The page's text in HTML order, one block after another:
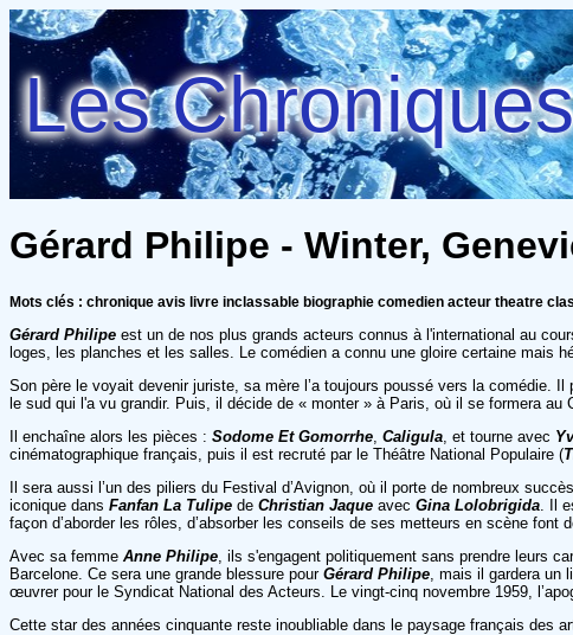
Les
Gérard Philipe - Winter,
Mots clés : chronique avis livre inclassable biographie comedien acteur theatre
Gérard Philipe est un de nos plus grands acteurs connus à l'international au
loges, les planches et les salles. Le comédien a connu une gloire certaine mais
Son père le voyait devenir juriste, sa mère l’a toujours poussé vers la comédie.
le sud qui l'a vu grandir. Puis, il décide de « monter » à Paris, où il se formera
Il enchaîne alors les pièces : Sodome Et Gomorrhe Caligula , et tourne avec
cinématographique français, puis il est recruté par le Théâtre National Populaire (
Il sera aussi l’un des piliers du Festival d’Avignon, où il porte de nombreux
iconique dans Fanfan La Tulipe de Christian Jaque avec Gina Lolobrigida . Il
façon d’aborder les rôles, d’absorber les conseils de ses metteurs en scène font
Avec sa femme Anne Philipe , ils s'engagent politiquement sans prendre leurs
Barcelone. Ce sera une grande blessure pour Gérard Philipe , mais il gardera
œuvrer pour le Syndicat National des Acteurs. Le vingt-cinq novembre 1959,
Cette star des années cinquante reste inoubliable dans le paysage français des